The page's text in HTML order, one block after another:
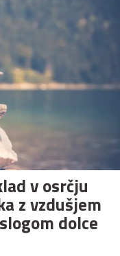
v osrčju
z vzdušjem
dolce